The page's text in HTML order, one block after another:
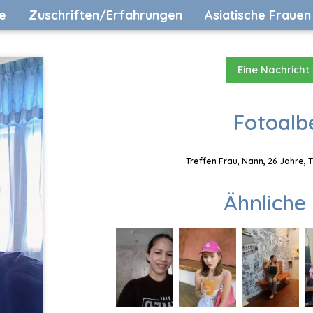
Zuschriften/Erfahrungen Asiatische Frauen
Eine Nachricht
Treffen Frau, Nann, 26 Jahre,